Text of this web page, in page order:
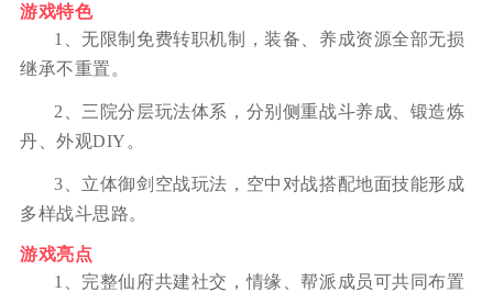
游戏特色
1、无限制免费转职机制，装备、养成资源全部无损
继承不重置。
2、三院分层玩法体系，分别侧重战斗养成、锻造炼
丹、外观DIY。
3、立体御剑空战玩法，空中对战搭配地面技能形成
多样战斗思路。
游戏亮点
1、完整仙府共建社交，情缘、帮派成员可共同布置